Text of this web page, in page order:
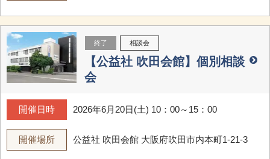
終了 相談会
【公益社 吹田会館】個別相談
会
開催日時 2026年6月20日(土) 10：00～15：00
開催場所 公益社 吹田会館 大阪府吹田市内本町1-21-3